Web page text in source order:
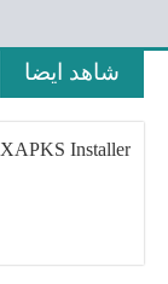
شاهد ايضا
XAPKS Installer